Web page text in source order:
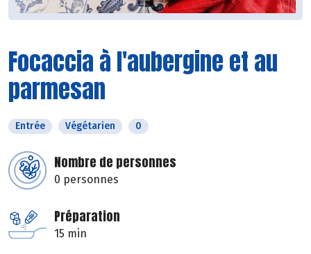
Focaccia à l'aubergine et au
parmesan
Entrée Végétarien 0
Nombre de personnes
0 personnes
Préparation
15 min